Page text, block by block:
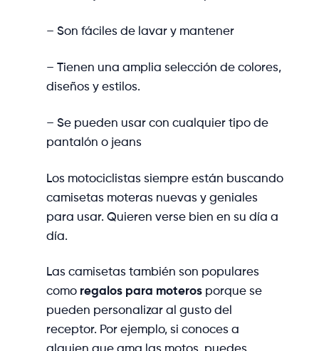
– Son fáciles de lavar y mantener
– Tienen una amplia selección de colores,
diseños y estilos.
– Se pueden usar con cualquier tipo de
pantalón o jeans
Los motociclistas siempre están buscando
camisetas moteras nuevas y geniales
para usar. Quieren verse bien en su día a
día.
Las camisetas también son populares
como regalos para moteros porque se
pueden personalizar al gusto del
receptor. Por ejemplo, si conoces a